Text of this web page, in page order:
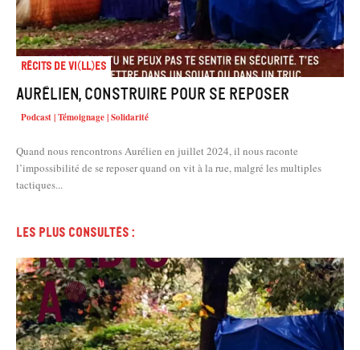
Récits de Vi(ll)es
Aurélien, construire pour se reposer
Podcast | Témoignage | Solidarité
Quand nous rencontrons Aurélien en juillet 2024, il nous raconte
l’impossibilité de se reposer quand on vit à la rue, malgré les multiples
tactiques...
Les plus consultés :